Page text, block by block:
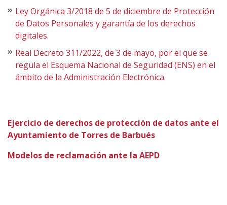
Ley Orgánica 3/2018 de 5 de diciembre de Protección
de Datos Personales y garantía de los derechos
digitales.
Real Decreto 311/2022, de 3 de mayo, por el que se
regula el Esquema Nacional de Seguridad (ENS) en el
ámbito de la Administración Electrónica.
Ejercicio de derechos de protección de datos ante el
Ayuntamiento de Torres de Barbués
Modelos de reclamación ante la AEPD